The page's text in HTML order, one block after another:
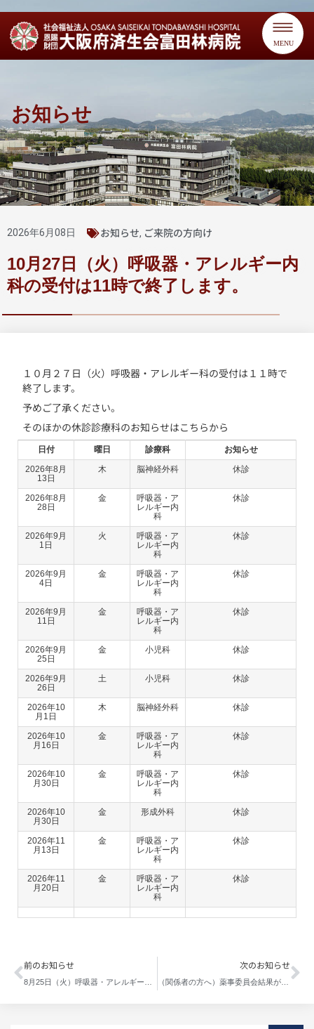
MENU
お知らせ
2026年6月08日 お知らせ, ご来院の方向け
10月27日（火）呼吸器・アレルギー内
科の受付は11時で終了します。
１０月２７日（火）呼吸器・アレルギー科の受付は１１時で
終了します。
予めご了承ください。
そのほかの休診診療科のお知らせはこちらから
日付 曜日 診療科
お知らせ
2026年8月
13日
木 脳神経外科 休診
2026年8月
28日
金
呼吸器・ア
レルギー内
科
休診
2026年9月
1日
火
呼吸器・ア
レルギー内
科
休診
2026年9月
4日
金
呼吸器・ア
レルギー内
科
休診
2026年9月
11日
金
呼吸器・ア
レルギー内
科
休診
2026年9月
25日
金 小児科 休診
2026年9月
26日
土 小児科 休診
2026年10
月1日
木 脳神経外科 休診
2026年10
月16日
金
呼吸器・ア
レルギー内
科
休診
2026年10
月30日
金
呼吸器・ア
レルギー内
科
休診
2026年10
月30日
金 形成外科 休診
2026年11
月13日
金
呼吸器・ア
レルギー内
科
休診
2026年11
月20日
金
呼吸器・ア
レルギー内
科
休診
前のお知らせ 次のお知らせ
（関係者の方へ）薬事委員会結果が更新されました